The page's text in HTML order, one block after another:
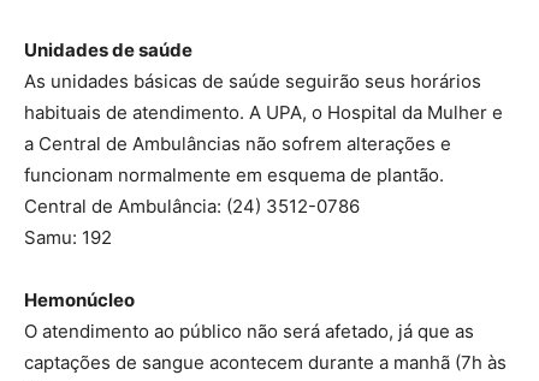
Unidades de saúde
As unidades básicas de saúde seguirão seus horários
habituais de atendimento. A UPA, o Hospital da Mulher e
a Central de Ambulâncias não sofrem alterações e
funcionam normalmente em esquema de plantão.
Central de Ambulância: (24) 3512-0786
Samu: 192
Hemonúcleo
O atendimento ao público não será afetado, já que as
captações de sangue acontecem durante a manhã (7h às